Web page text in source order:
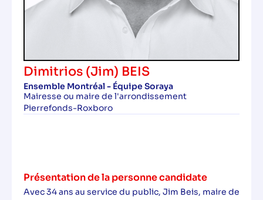
Dimitrios (Jim) BEIS
Ensemble Montréal - Équipe Soraya
Mairesse ou maire de l'arrondissement
Pierrefonds-Roxboro
Présentation de la personne candidate
Avec 34 ans au service du public, Jim Beis, maire de